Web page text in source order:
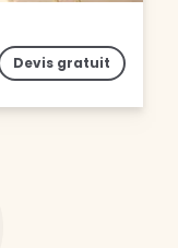
Devis gratuit